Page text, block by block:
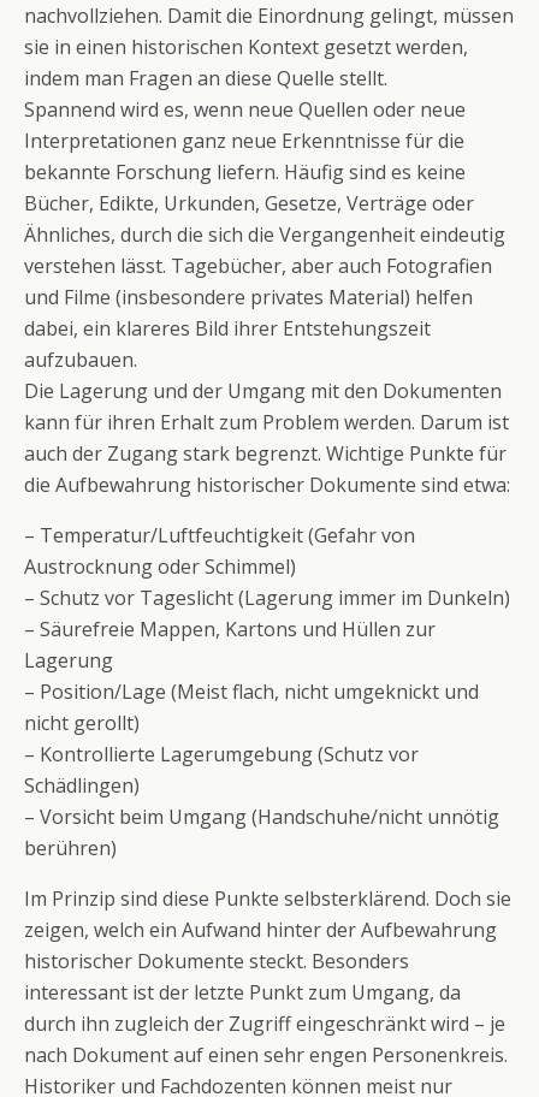
nachvollziehen. Damit die Einordnung gelingt, müssen
sie in einen historischen Kontext gesetzt werden,
indem man Fragen an diese Quelle stellt.
Spannend wird es, wenn neue Quellen oder neue
Interpretationen ganz neue Erkenntnisse für die
bekannte Forschung liefern. Häufig sind es keine
Bücher, Edikte, Urkunden, Gesetze, Verträge oder
Ähnliches, durch die sich die Vergangenheit eindeutig
verstehen lässt. Tagebücher, aber auch Fotografien
und Filme (insbesondere privates Material) helfen
dabei, ein klareres Bild ihrer Entstehungszeit
aufzubauen.
Die Lagerung und der Umgang mit den Dokumenten
kann für ihren Erhalt zum Problem werden. Darum ist
auch der Zugang stark begrenzt. Wichtige Punkte für
die Aufbewahrung historischer Dokumente sind etwa:
– Temperatur/Luftfeuchtigkeit (Gefahr von
Austrocknung oder Schimmel)
– Schutz vor Tageslicht (Lagerung immer im Dunkeln)
– Säurefreie Mappen, Kartons und Hüllen zur
Lagerung
– Position/Lage (Meist flach, nicht umgeknickt und
nicht gerollt)
– Kontrollierte Lagerumgebung (Schutz vor
Schädlingen)
– Vorsicht beim Umgang (Handschuhe/nicht unnötig
berühren)
Im Prinzip sind diese Punkte selbsterklärend. Doch sie
zeigen, welch ein Aufwand hinter der Aufbewahrung
historischer Dokumente steckt. Besonders
interessant ist der letzte Punkt zum Umgang, da
durch ihn zugleich der Zugriff eingeschränkt wird – je
nach Dokument auf einen sehr engen Personenkreis.
Historiker und Fachdozenten können meist nur